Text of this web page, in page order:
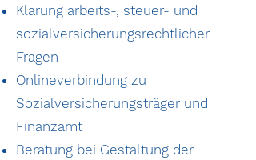
Klärung arbeits-, steuer- und
sozialversicherungsrechtlicher
Fragen
Onlineverbindung zu
Sozialversicherungsträger und
Finanzamt
Beratung bei Gestaltung der